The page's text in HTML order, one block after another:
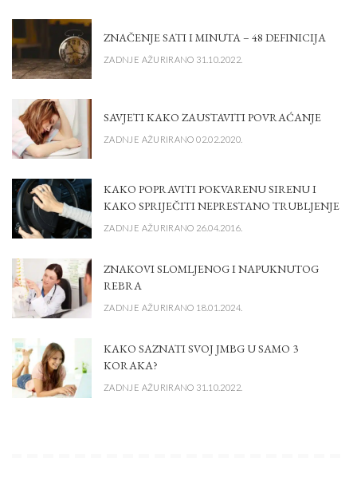
ZNAČENJE SATI I MINUTA – 48 DEFINICIJA
ZADNJE AŽURIRANO 31.10.2022.
SAVJETI KAKO ZAUSTAVITI POVRAĆANJE
ZADNJE AŽURIRANO 02.02.2020.
KAKO POPRAVITI POKVARENU SIRENU I
KAKO SPRIJEČITI NEPRESTANO TRUBLJENJE
ZADNJE AŽURIRANO 26.04.2016.
ZNAKOVI SLOMLJENOG I NAPUKNUTOG
REBRA
ZADNJE AŽURIRANO 18.01.2024.
KAKO SAZNATI SVOJ JMBG U SAMO 3
KORAKA?
ZADNJE AŽURIRANO 31.10.2022.